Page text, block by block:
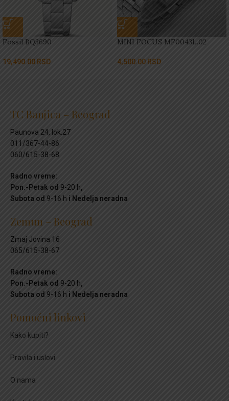
Fossil BQ3690
19,490.00 RSD
MINI FOCUS MF0043L.02
4,500.00 RSD
TC Banjica – Beograd
Paunova 24, lok.27
011/367-44-86
060/615-38-68
Radno vreme:
Pon.-Petak od 9-20 h,
Subota od 9-16 h i Nedelja neradna
Zemun – Beograd
Zmaj Jovina 16
065/615-38-67
Radno vreme:
Pon.-Petak od 9-20 h,
Subota od 9-16 h i Nedelja neradna
Pomoćni linkovi
Kako kupiti?
Pravila i uslovi
O nama